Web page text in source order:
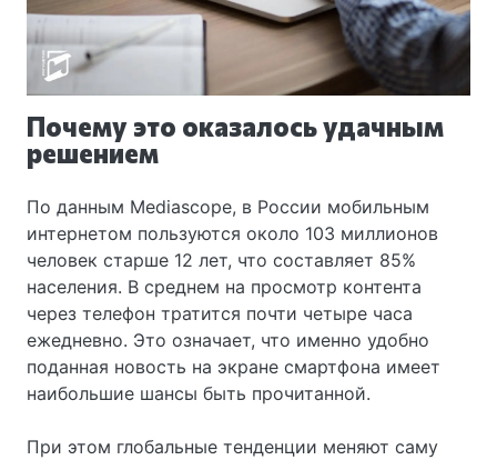
Почему это оказалось удачным
решением
По данным Mediascope, в России мобильным
интернетом пользуются около 103 миллионов
человек старше 12 лет, что составляет 85%
населения. В среднем на просмотр контента
через телефон тратится почти четыре часа
ежедневно. Это означает, что именно удобно
поданная новость на экране смартфона имеет
наибольшие шансы быть прочитанной.
При этом глобальные тенденции меняют саму